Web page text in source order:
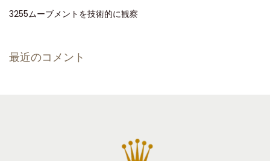
3255ムーブメントを技術的に観察
最近のコメント